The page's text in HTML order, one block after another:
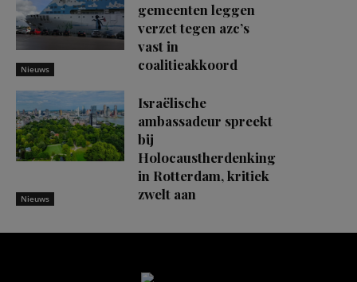
Nieuws
gemeenten leggen
verzet tegen azc’s
vast in
coalitieakkoord
Nieuws
Israëlische
ambassadeur spreekt
bij
Holocaustherdenking
in Rotterdam, kritiek
zwelt aan